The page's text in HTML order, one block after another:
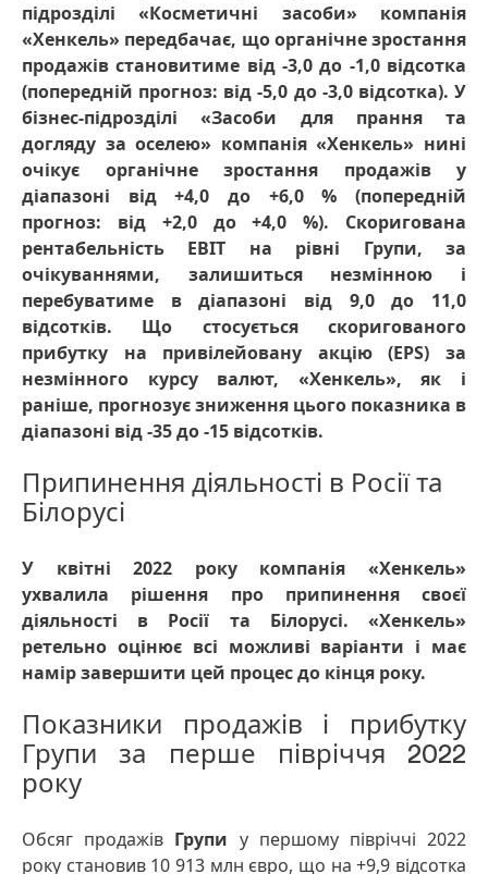
підрозділі «Косметичні засоби» компанія
«Хенкель» передбачає, що органічне зростання
продажів становитиме від -3,0 до -1,0 відсотка
(попередній прогноз: від -5,0 до -3,0 відсотка). У
бізнес-підрозділі «Засоби для прання та
догляду за оселею» компанія «Хенкель» нині
очікує органічне зростання продажів у
діапазоні від +4,0 до +6,0 % (попередній
прогноз: від +2,0 до +4,0 %). Скоригована
рентабельність EBIT на рівні Групи, за
очікуваннями, залишиться незмінною і
перебуватиме в діапазоні від 9,0 до 11,0
відсотків. Що стосується скоригованого
прибутку на привілейовану акцію(EPS) за
незмінного курсу валют, «Хенкель», як і
раніше, прогнозує зниження цього показника в
діапазоні від -35 до -15 відсотків.
Припинення діяльності в Росії та
Білорусі
У квітні 2022 року компанія «Хенкель»
ухвалила рішення про припинення своєї
діяльності в Росії та Білорусі. «Хенкель»
ретельно оцінює всі можливі варіанти і має
намір завершити цей процес до кінця року.
Показники продажів і прибутку
Групи за перше півріччя 2022
року
Обсяг продажів Групи у першому півріччі 2022
року становив 10 913 млн євро, що на +9,9 відсотка